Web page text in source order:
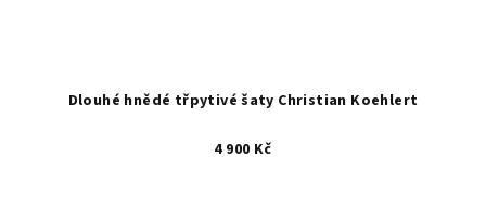
Dlouhé hnědé třpytivé šaty Christian Koehlert
4 900 Kč